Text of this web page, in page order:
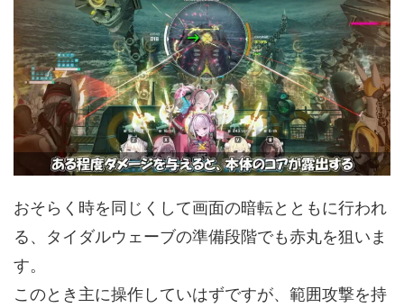
おそらく時を同じくして画面の暗転とともに行われ
る、タイダルウェーブの準備段階でも赤丸を狙いま
す。
このとき主に操作していはずですが、範囲攻撃を持